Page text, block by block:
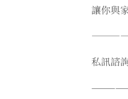
讓你與
私訊諮